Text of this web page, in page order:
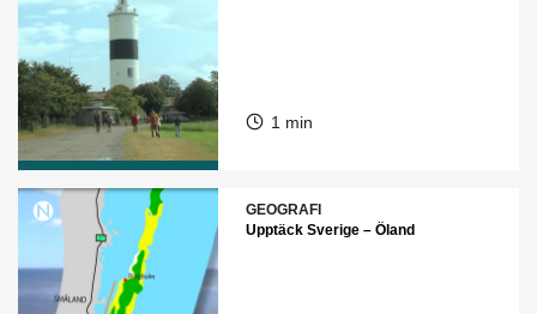
1 min
GEOGRAFI
Upptäck Sverige – Öland